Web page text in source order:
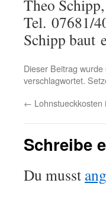
Theo
Tel. 07681/
Schipp baut
Dieser Beitrag wurde
verschlagwortet.
← Lohnstueckkosten
Schreibe
Du musst